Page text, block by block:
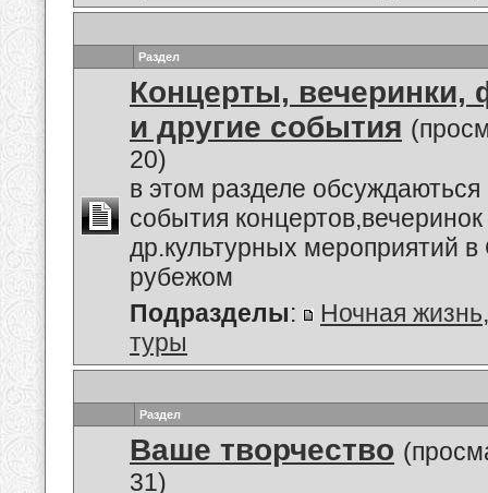
Раздел
Концерты, вечеринки,
и другие события
20)
в этом разделе
события
др.культурных мероприятий
рубежом
Подразделы: Ночная жизнь
туры
Раздел
Ваше творчество
31)